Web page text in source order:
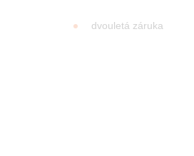
dvouletá záruka